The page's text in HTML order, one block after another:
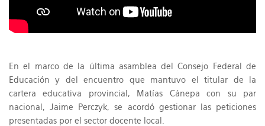
En el marco de la última asamblea del Consejo Federal de
Educación y del encuentro que mantuvo el titular de la
cartera educativa provincial, Matías Cánepa con su par
nacional, Jaime Perczyk, se acordó gestionar las peticiones
presentadas por el sector docente local.